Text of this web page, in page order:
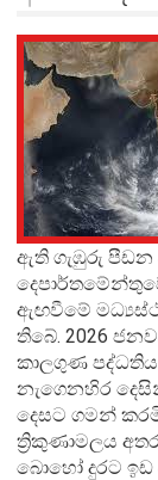
ඇති ගැඹුරු පීඩන
ඇඟවීමේ
තිබේ. 2026
කාලගුණ
නැගෙනහිර
දෙසට ගමන්
ත්‍රිකුණාමලය
බොහෝ දුරට ඉඩ